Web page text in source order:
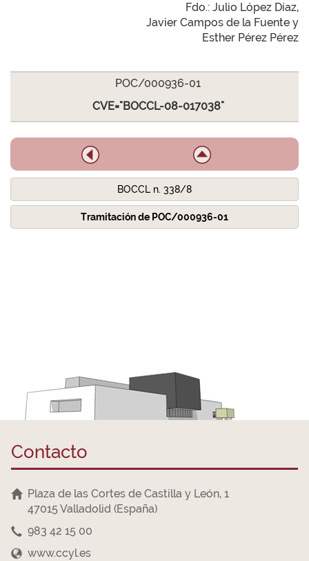
Fdo.: Julio López Díaz,
Javier Campos de la Fuente y
Esther Pérez Pérez
POC/000936-01
CVE="BOCCL-08-017038"
BOCCL n. 338/8
Tramitación de POC/000936-01
Contacto
Plaza de las Cortes de Castilla y León, 1
47015 Valladolid (España)
983 42 15 00
www.ccyl.es